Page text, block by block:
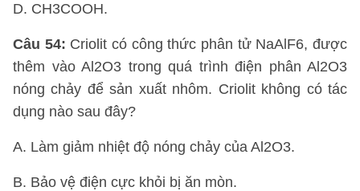
D. CH3COOH.
Câu 54: Criolit có công thức phân tử NaAlF6, được
thêm vào Al2O3 trong quá trình điện phân Al2O3
nóng chảy để sản xuất nhôm. Criolit không có tác
dụng nào sau đây?
A. Làm giảm nhiệt độ nóng chảy của Al2O3.
B. Bảo vệ điện cực khỏi bị ăn mòn.